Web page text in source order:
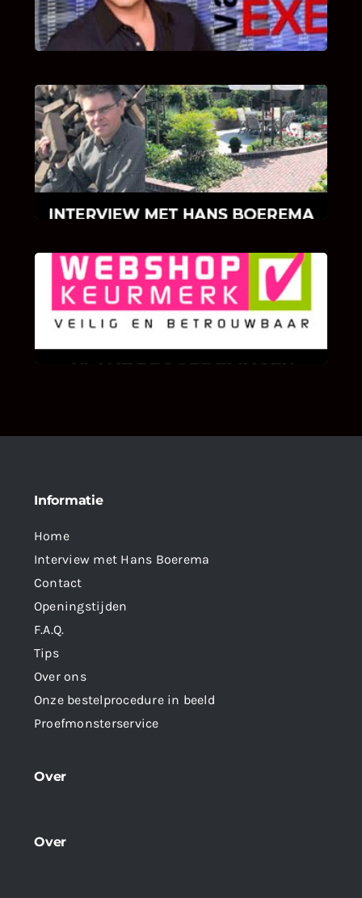
van Bricks and Stones aan dit programma.
INTERVIEW MET HANS BOEREMA
Hoe Bricks and Stones ontstaan is en wat
Hans Boerema motiveert in de wereld van
klinkers en tegels!
KLANT BEOORDELINGEN
We zijn er zeer op gesteld om te weten wat u
als klant van ons en onze diensten vindt.
Informatie
Home
Interview met Hans Boerema
Contact
Openingstijden
F.A.Q.
Tips
Over ons
Onze bestelprocedure in beeld
Proefmonsterservice
Over
Over